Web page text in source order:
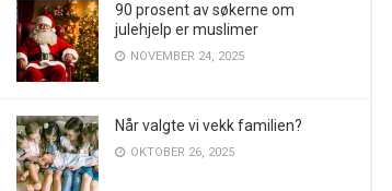
90 prosent av søkerne om
julehjelp er muslimer
NOVEMBER 24, 2025
Når valgte vi vekk familien?
OKTOBER 26, 2025